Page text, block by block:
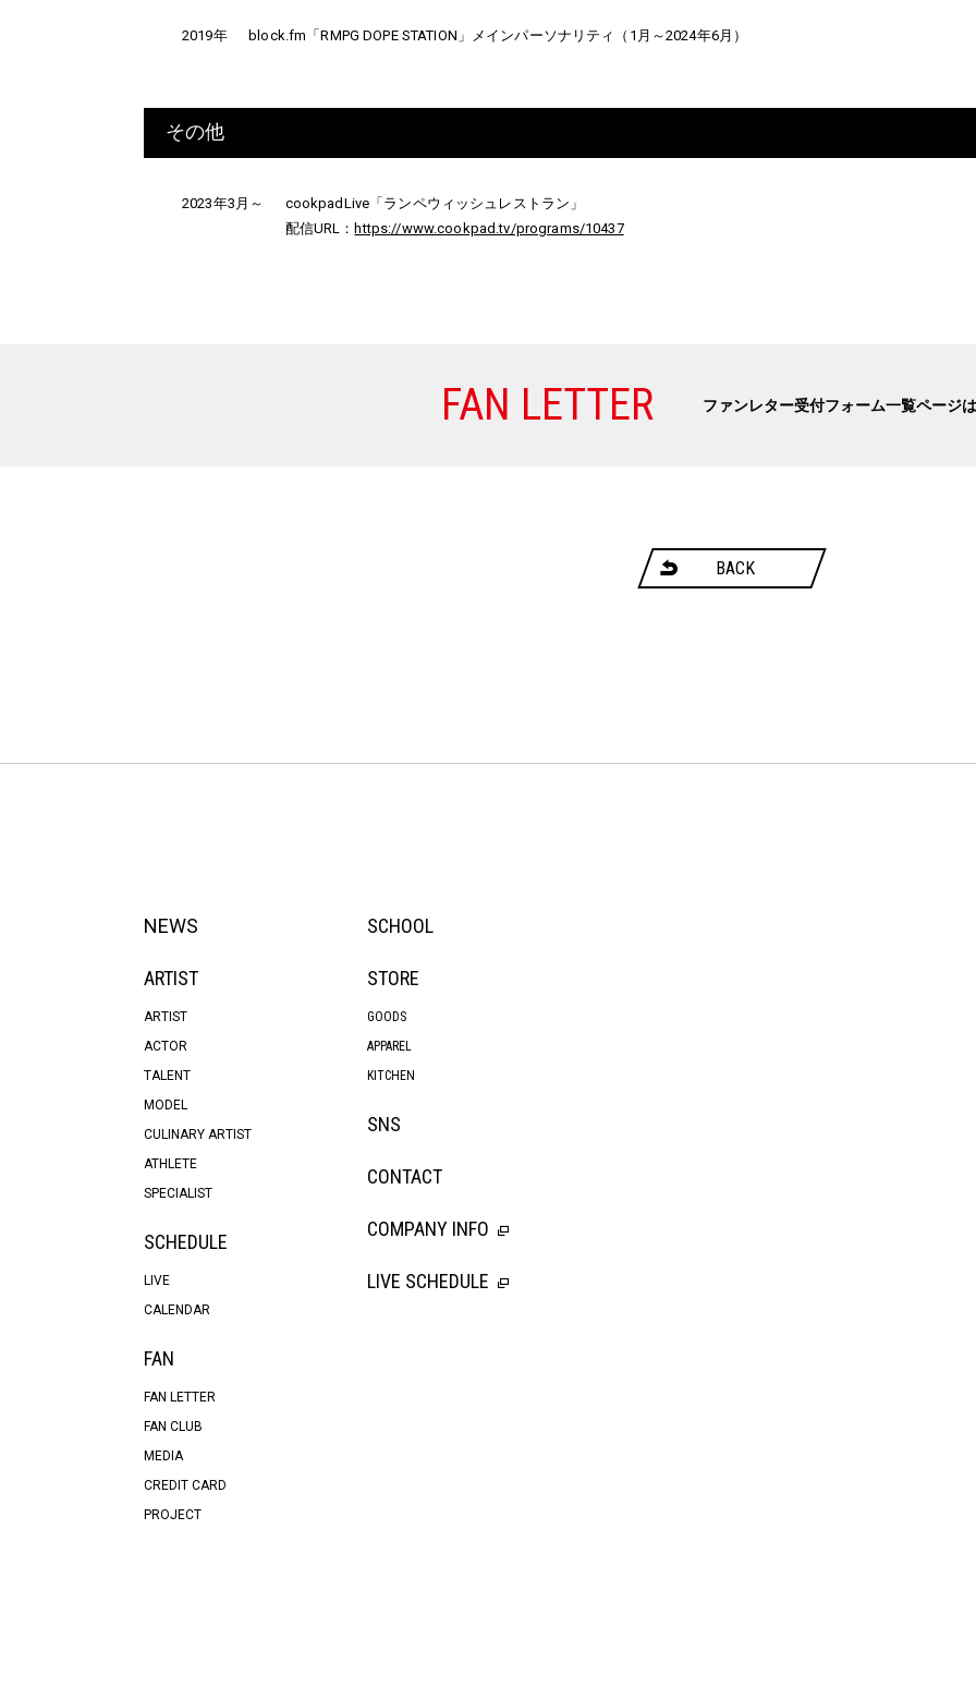
2019年 block.fm「RMPG DOPE STATION」メインパーソナリティ（1月～2024年6月）
その他
2023年3月～
cookpadLive「ランペウィッシュレストラン」
配信URL： https://www.cookpad.tv/programs/10437
FAN LETTER ファンレター受付フォーム一覧ページは
BACK
NEWS
ARTIST
ARTIST
ACTOR
TALENT
MODEL
CULINARY ARTIST
ATHLETE
SPECIALIST
SCHEDULE
LIVE
CALENDAR
FAN
FAN LETTER
FAN CLUB
MEDIA
CREDIT CARD
PROJECT
SCHOOL
STORE
GOODS
APPAREL
KITCHEN
SNS
CONTACT
COMPANY INFO
LIVE SCHEDULE